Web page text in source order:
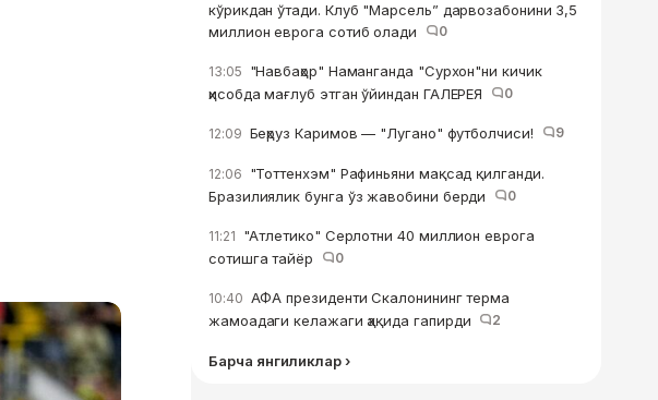
кўрикдан ўтади. Клуб "Марсель” дарвозабонини 3,5
миллион еврога сотиб олади
0
13:05 "Навбаҳор" Наманганда "Сурхон"ни кичик
ҳисобда мағлуб этган ўйиндан ГАЛЕРЕЯ
0
12:09 Беҳруз Каримов — "Лугано" футболчиси! 9
12:06 "Тоттенхэм" Рафиньяни мақсад қилганди.
Бразилиялик бунга ўз жавобини берди
0
11:21 "Атлетико" Серлотни 40 миллион еврога
сотишга тайёр
0
10:40 АФА президенти Скалонининг терма
жамоадаги келажаги ҳақида гапирди
2
Барча янгиликлар ›